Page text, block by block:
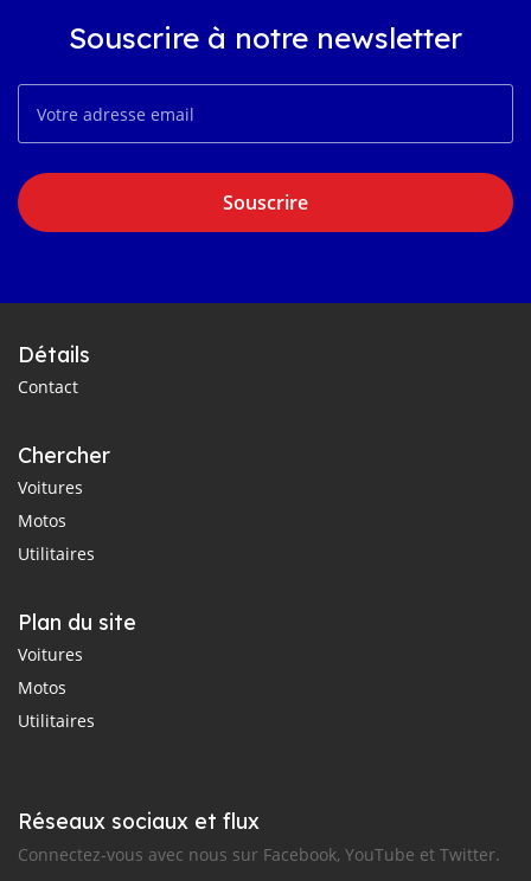
Souscrire à notre newsletter
Souscrire
Détails
Contact
Chercher
Voitures
Motos
Utilitaires
Plan du site
Voitures
Motos
Utilitaires
Réseaux sociaux et flux
Connectez-vous avec nous sur Facebook, YouTube et Twitter.